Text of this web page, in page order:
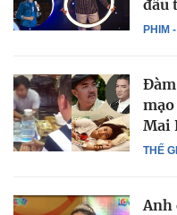
PHIM
đầu
THẾ
Mai
Anh